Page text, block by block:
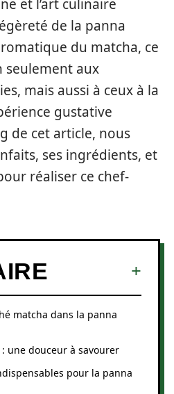
et l’art culinaire
de la panna
du matcha, ce
seulement aux
mais aussi à ceux à la
gustative
de cet article, nous
ses ingrédients, et
réaliser ce chef-
matcha dans la panna
une douceur à savourer
pour la panna